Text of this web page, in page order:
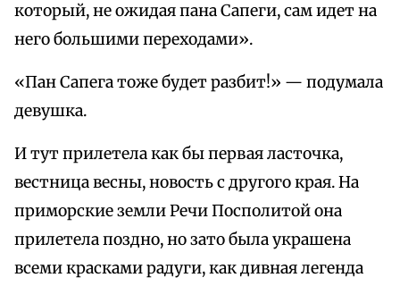
который, не ожидая пана Сапеги, сам идет на
него большими переходами».
«Пан Сапега тоже будет разбит!» — подумала
девушка.
И тут прилетела как бы первая ласточка,
вестница весны, новость с другого края. На
приморские земли Речи Посполитой она
прилетела поздно, но зато была украшена
всеми красками радуги, как дивная легенда